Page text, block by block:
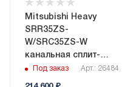
Mitsubishi Heavy
SRR35ZS-
W/SRC35ZS-W
канальная сплит-
система
Под заказ Арт.: 26484